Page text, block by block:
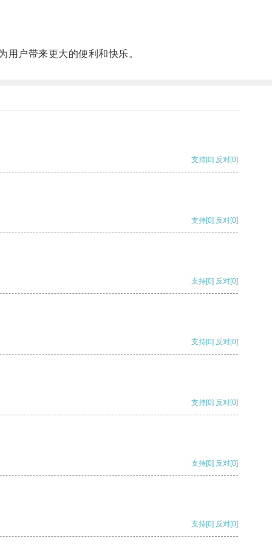
户带来更大的便利和快乐。
支持[0] 反对[0]
支持[0] 反对[0]
支持[0] 反对[0]
支持[0] 反对[0]
支持[0] 反对[0]
支持[0] 反对[0]
支持[0] 反对[0]